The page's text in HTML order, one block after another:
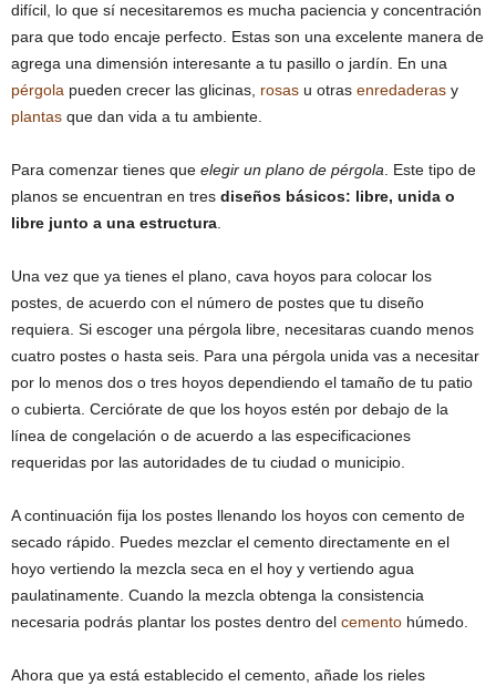
difícil, lo que sí necesitaremos es mucha paciencia y concentración
para que todo encaje perfecto. Estas son una excelente manera de
agrega una dimensión interesante a tu pasillo o jardín. En una
pérgola pueden crecer las glicinas, rosas u otras enredaderas y
plantas que dan vida a tu ambiente.
Para comenzar tienes que elegir un plano de pérgola . Este tipo de
planos se encuentran en tres diseños básicos: libre, unida o
libre junto a una estructura
Una vez que ya tienes el plano, cava hoyos para colocar los
postes, de acuerdo con el número de postes que tu diseño
requiera. Si escoger una pérgola libre, necesitaras cuando menos
cuatro postes o hasta seis. Para una pérgola unida vas a necesitar
por lo menos dos o tres hoyos dependiendo el tamaño de tu patio
o cubierta. Cerciórate de que los hoyos estén por debajo de la
línea de congelación o de acuerdo a las especificaciones
requeridas por las autoridades de tu ciudad o municipio.
A continuación fija los postes llenando los hoyos con cemento de
secado rápido. Puedes mezclar el cemento directamente en el
hoyo vertiendo la mezcla seca en el hoy y vertiendo agua
paulatinamente. Cuando la mezcla obtenga la consistencia
necesaria podrás plantar los postes dentro del cemento húmedo.
Ahora que ya está establecido el cemento, añade los rieles